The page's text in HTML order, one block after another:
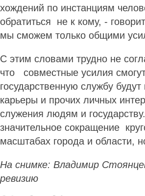
хождений по инстанциям
обратиться не к кому, -
мы сможем только общими
С этим словами трудно не
что совместные усилия
государственную службу
карьеры и прочих личных
служения людям и
значительное сокращение
масштабах города и области,
На снимке: Владимир
ревизию